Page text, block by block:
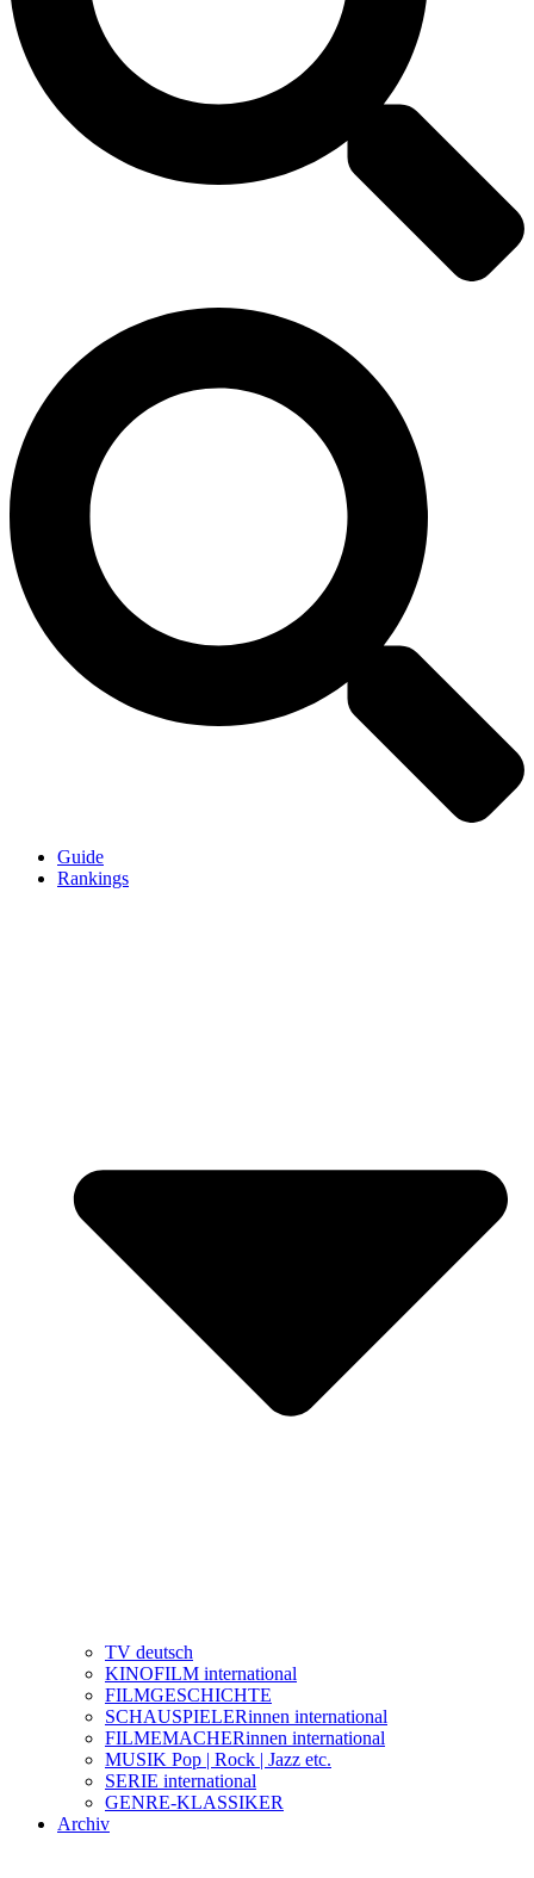
Guide
Rankings
TV deutsch
KINOFILM international
FILMGESCHICHTE
SCHAUSPIELERinnen international
FILMEMACHERinnen international
MUSIK Pop | Rock | Jazz etc.
SERIE international
GENRE-KLASSIKER
Archiv